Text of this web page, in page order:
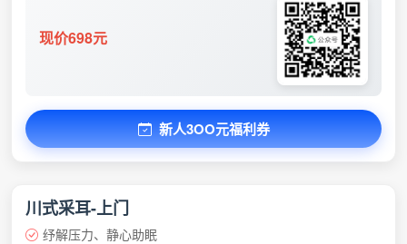
现价698元
新人3OO元福利券
川式采耳-上门
纾解压力、静心助眠